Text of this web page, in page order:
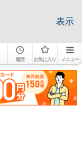
表示
履歴 お気に入り メニュー